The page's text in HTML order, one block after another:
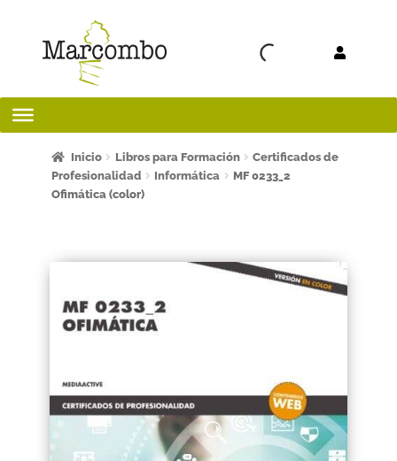
navegación
contenido
¡Bienvenido al apartado para profesores!
Artículos del blog
Black Friday 2025
Inicio Libros para Formación
Certificados de
Profesionalidad
Informática
MF 0233_2
Ofimática (color)